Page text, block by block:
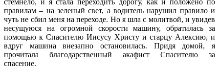
правилам – на зеленый свет, а водитель нарушил правило и
чуть не сбил меня на переходе. Но я шла с молитвой, и увидев
несущуюся на огромной скорости машину, обратилась за
помощью к Спасителю Иисусу Христу и старцу Алексию, и
вдруг машина внезапно остановилась. Придя домой, я
прочитала благодарственный акафист Спасителю за
спасение.